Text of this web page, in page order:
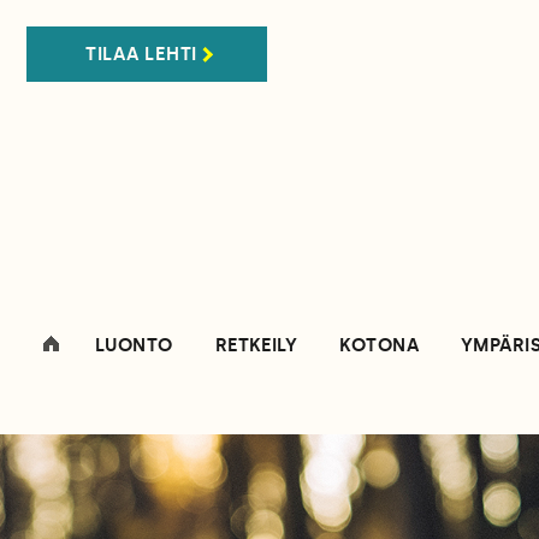
TILAA LEHTI
LUONTO RETKEILY KOTONA